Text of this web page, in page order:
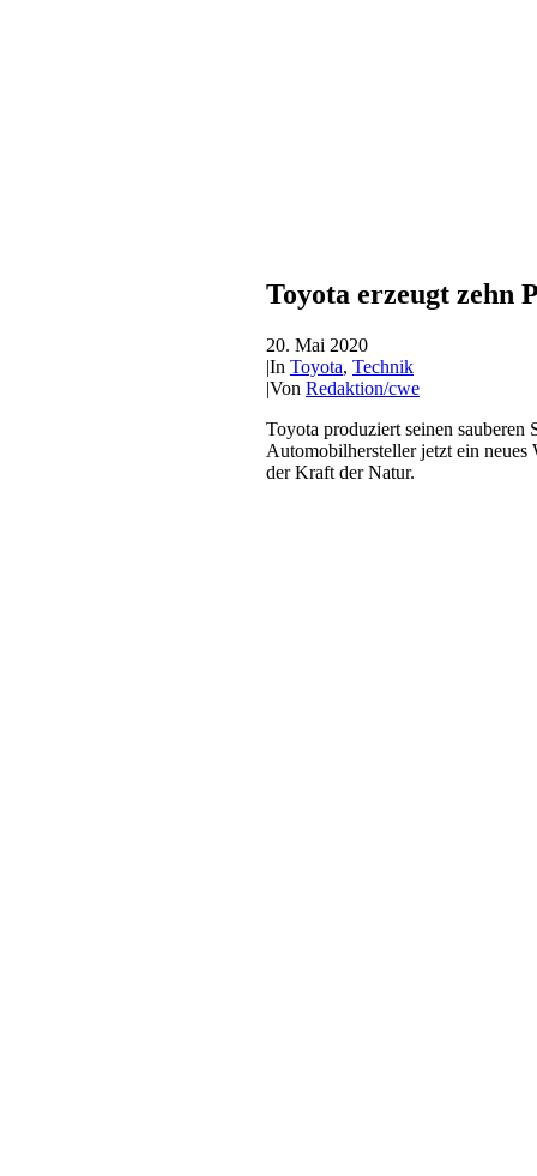
Toyota erzeugt zehn
20. Mai 2020
|In Toyota, Technik
|Von Redaktion/cwe
Toyota produziert seinen sauberen
Automobilhersteller jetzt ein
der Kraft der Natur.